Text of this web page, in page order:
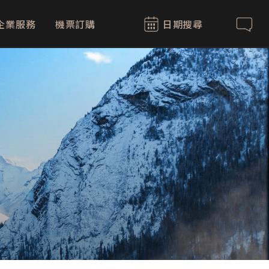
業服務 機票訂購 日期搜尋
聯絡我